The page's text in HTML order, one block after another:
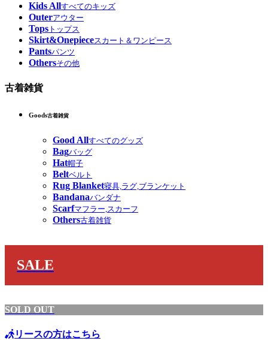
Kids Allすべてのキッズ
Outerアウター
Tops トップス
Skirt&Onepieceスカート＆ワンピース
Pantsパンツ
Othersその他
古着雑貨
Goods古着雑貨
Good Allすべてのグッズ
Bagバッグ
Hat帽子
Beltベルト
Rug Blanket寝具,ラグ,ブランケット
Bandanaバンダナ
Scarfマフラー,スカーフ
Others古着雑貨
SALE
SOLD OUT
リースの方はこちら